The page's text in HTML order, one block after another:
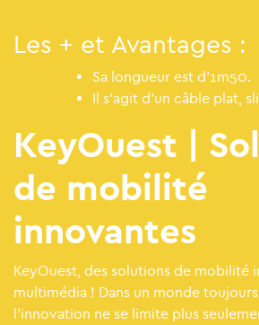
Les + et Avantages :
Sa longueur est d'1m50.
Il s'agit d'un câble plat,
KeyOuest |
de mobilité
innovantes
KeyOuest, des solutions de mobilité
multimédia ! Dans un monde
l’innovation ne se limite plus